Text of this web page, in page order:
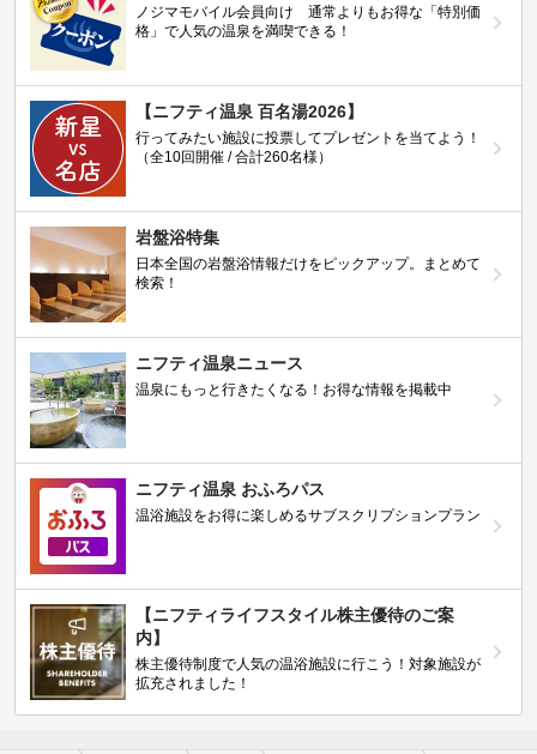
ノジマモバイル会員向け 通常よりもお得な「特別価
格」で人気の温泉を満喫できる！
【ニフティ温泉 百名湯2026】
行ってみたい施設に投票してプレゼントを当てよう！
（全10回開催 / 合計260名様）
岩盤浴特集
日本全国の岩盤浴情報だけをピックアップ。まとめて
検索！
ニフティ温泉ニュース
温泉にもっと行きたくなる！お得な情報を掲載中
ニフティ温泉 おふろパス
温浴施設をお得に楽しめるサブスクリプションプラン
【ニフティライフスタイル株主優待のご案
内】
株主優待制度で人気の温浴施設に行こう！対象施設が
拡充されました！